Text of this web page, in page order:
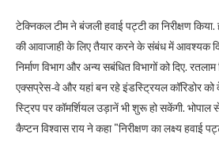
टेक्निकल टीम ने बंजली हवाई पट्टी का निरीक्षण
की आवाजाही के लिए तैयार करने के संबंध में आवश्यक
निर्माण विभाग और अन्य सबंधित विभागों को दिए.
एक्सप्रेस-वे और यहां बन रहे इंडस्ट्रियल कॉरिडोर
स्ट्रिप पर कॉमर्शियल उड़ानें भी शुरू हो सकेंगी. भोपाल
कैप्टन विश्वास राय ने कहा "निरीक्षण का लक्ष्य हवाई